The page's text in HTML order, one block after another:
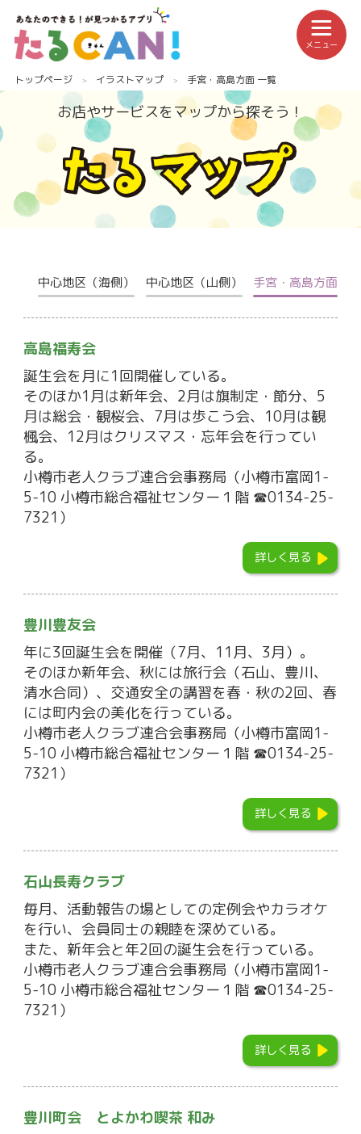
トップページ イラストマップ 手宮・高島方面 一覧
お店やサービスをマップから探そう！
中心地区（海側） 中心地区（山側） 手宮・高島方面
高島福寿会
誕生会を月に1回開催している。
そのほか1月は新年会、2月は旗制定・節分、5
月は総会・観桜会、7月は歩こう会、10月は観
楓会、12月はクリスマス・忘年会を行ってい
る。
小樽市老人クラブ連合会事務局（小樽市富岡1-
5-10 小樽市総合福祉センター１階 ☎0134-25-
7321）
詳しく見る
豊川豊友会
年に3回誕生会を開催（7月、11月、3月）。
そのほか新年会、秋には旅行会（石山、豊川、
清水合同）、交通安全の講習を春・秋の2回、春
には町内会の美化を行っている。
小樽市老人クラブ連合会事務局（小樽市富岡1-
5-10 小樽市総合福祉センター１階 ☎0134-25-
7321）
詳しく見る
石山長寿クラブ
毎月、活動報告の場としての定例会やカラオケ
を行い、会員同士の親睦を深めている。
また、新年会と年2回の誕生会を行っている。
小樽市老人クラブ連合会事務局（小樽市富岡1-
5-10 小樽市総合福祉センター１階 ☎0134-25-
7321）
詳しく見る
豊川町会 とよかわ喫茶 和み
メニュー